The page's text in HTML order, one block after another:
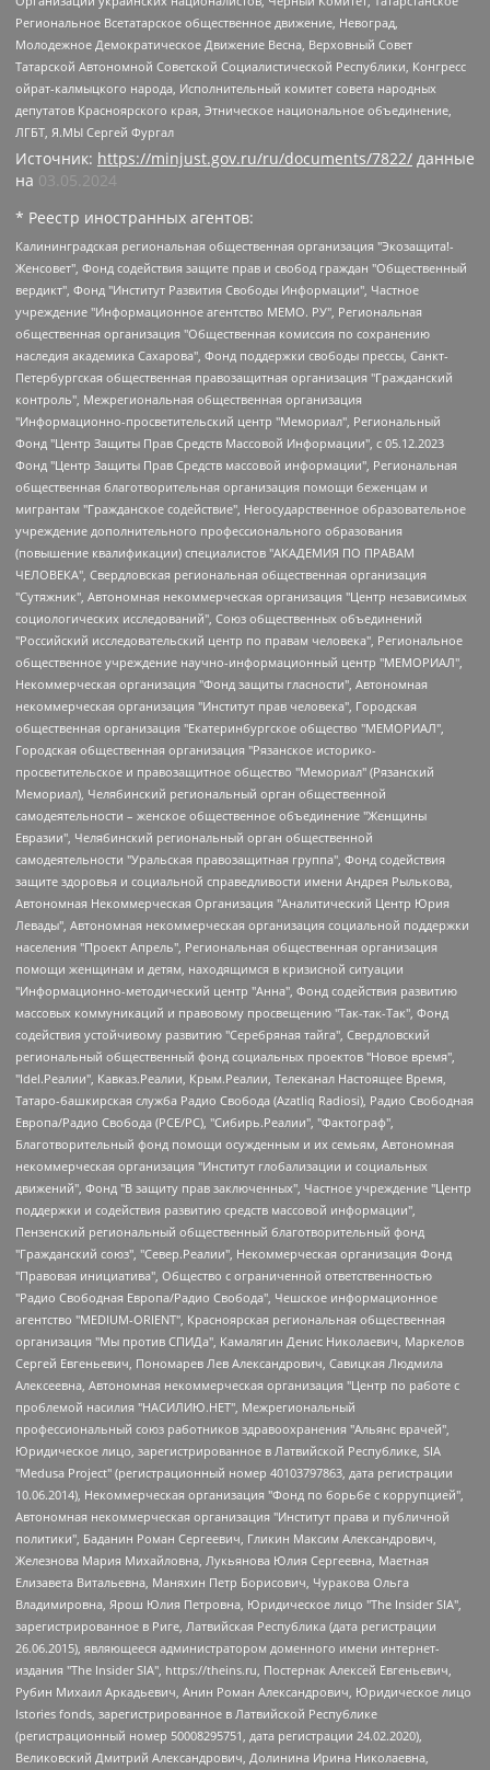
Региональное Всетатарское общественное движение, Невоград,
Молодежное Демократическое Движение Весна, Верховный Совет
Татарской Автономной Советской Социалистической Республики, Конгресс
ойрат-калмыцкого народа, Исполнительный комитет совета народных
депутатов Красноярского края, Этническое национальное объединение,
ЛГБТ, Я.МЫ Сергей Фургал
Источник: https://minjust.gov.ru/ru/documents/7822/ данные
на 03.05.2024
* Реестр иностранных агентов:
Калининградская региональная общественная организация "Экозащита!-Женсовет", Фонд содействия защите прав и свобод граждан "Общественный вердикт", Фонд "Институт Развития Свободы Информации", Частное учреждение "Информационное агентство МЕМО. РУ", Региональная общественная организация "Общественная комиссия по сохранению наследия академика Сахарова", Фонд поддержки свободы прессы, Санкт-Петербургская общественная правозащитная организация "Гражданский контроль", Межрегиональная общественная организация "Информационно-просветительский центр "Мемориал", Региональный Фонд "Центр Защиты Прав Средств Массовой Информации", с 05.12.2023 Фонд "Центр Защиты Прав Средств массовой информации", Региональная общественная благотворительная организация помощи беженцам и мигрантам "Гражданское содействие", Негосударственное образовательное учреждение дополнительного профессионального образования (повышение квалификации) специалистов "АКАДЕМИЯ ПО ПРАВАМ ЧЕЛОВЕКА", Свердловская региональная общественная организация "Сутяжник", Автономная некоммерческая организация "Центр независимых социологических исследований", Союз общественных объединений "Российский исследовательский центр по правам человека", Региональное общественное учреждение научно-информационный центр "МЕМОРИАЛ", Некоммерческая организация "Фонд защиты гласности", Автономная некоммерческая организация "Институт прав человека", Городская общественная организация "Екатеринбургское общество "МЕМОРИАЛ", Городская общественная организация "Рязанское историко-просветительское и правозащитное общество "Мемориал" (Рязанский Мемориал), Челябинский региональный орган общественной самодеятельности – женское общественное объединение "Женщины Евразии", Челябинский региональный орган общественной самодеятельности "Уральская правозащитная группа", Фонд содействия защите здоровья и социальной справедливости имени Андрея Рылькова, Автономная Некоммерческая Организация "Аналитический Центр Юрия Левады", Автономная некоммерческая организация социальной поддержки населения "Проект Апрель", Региональная общественная организация помощи женщинам и детям, находящимся в кризисной ситуации "Информационно-методический центр "Анна", Фонд содействия развитию массовых коммуникаций и правовому просвещению "Так-так-Так", Фонд содействия устойчивому развитию "Серебряная тайга", Свердловский региональный общественный фонд социальных проектов "Новое время", "Idel.Реалии", Кавказ.Реалии, Крым.Реалии, Телеканал Настоящее Время, Татаро-башкирская служба Радио Свобода (Azatliq Radiosi), Радио Свободная Европа/Радио Свобода (PCE/PC), "Сибирь.Реалии", "Фактограф", Благотворительный фонд помощи осужденным и их семьям, Автономная некоммерческая организация "Институт глобализации и социальных движений", Фонд "В защиту прав заключенных", Частное учреждение "Центр поддержки и содействия развитию средств массовой информации", Пензенский региональный общественный благотворительный фонд "Гражданский союз", "Север.Реалии", Некоммерческая организация Фонд "Правовая инициатива", Общество с ограниченной ответственностью "Радио Свободная Европа/Радио Свобода", Чешское информационное агентство "MEDIUM-ORIENT", Красноярская региональная общественная организация "Мы против СПИДа", Камалягин Денис Николаевич, Маркелов Сергей Евгеньевич, Пономарев Лев Александрович, Савицкая Людмила Алексеевна, Автономная некоммерческая организация "Центр по работе с проблемой насилия "НАСИЛИЮ.НЕТ", Межрегиональный профессиональный союз работников здравоохранения "Альянс врачей", Юридическое лицо, зарегистрированное в Латвийской Республике, SIA "Medusa Project" (регистрационный номер 40103797863, дата регистрации 10.06.2014), Некоммерческая организация "Фонд по борьбе с коррупцией", Автономная некоммерческая организация "Институт права и публичной политики", Баданин Роман Сергеевич, Гликин Максим Александрович, Железнова Мария Михайловна, Лукьянова Юлия Сергеевна, Маетная Елизавета Витальевна, Маняхин Петр Борисович, Чуракова Ольга Владимировна, Ярош Юлия Петровна, Юридическое лицо "The Insider SIA", зарегистрированное в Риге, Латвийская Республика (дата регистрации 26.06.2015), являющееся администратором доменного имени интернет-издания "The Insider SIA", https://theins.ru, Постернак Алексей Евгеньевич, Рубин Михаил Аркадьевич, Анин Роман Александрович, Юридическое лицо Istories fonds, зарегистрированное в Латвийской Республике (регистрационный номер 50008295751, дата регистрации 24.02.2020), Великовский Дмитрий Александрович, Долинина Ирина Николаевна, Мароховская Алеся Алексеевна, Шлейнов Роман Юрьевич, Шмагун Олеся Валентиновна, Общество с ограниченной ответственностью "Альтаир 2021", Общество с ограниченной ответственностью "Вега 2021", Общество с ограниченной ответственностью "Главный редактор 2021", Общество с ограниченной ответственностью "Ромашки монолит", Важенков Артем Валерьевич, Ивановская областная общественная организация "Центр гендерных исследований", Гурман Юрий Альбертович, Медиапроект "ОВД-Инфо", Егоров Владимир Владимирович, Жилинский Владимир Александрович, Общество с ограниченной ответственностью "ЗП", Иванова София Юрьевна, Карезина Инна Павловна, Кильтау Екатерина Викторовна, Петров Алексей Викторович, Пискунов Сергей Евгеньевич, Смирнов Сергей Сергеевич, Тихонов Михаил Сергеевич, Общество с ограниченной ответственностью "ЖУРНАЛИСТ-ИНОСТРАННЫЙ АГЕНТ", Арапова Галина Юрьевна, Вольтская Татьяна Анатольевна, Американская компания "Mason G.E.S. Anonymous Foundation" (США), являющаяся владельцем интернет-издания https://mnews.world/, Компания "Stichting Bellingcat", зарегистрированная в Нидерландах (дата регистрации 11.07.2018), Захаров Андрей Вячеславович, Клепиковская Екатерина Дмитриевна, Общество с ограниченной ответственностью "МЕМО", Перл Роман Александрович, Симонов Евгений Алексеевич, Соловьева Елена Анатольевна, Сотников Даниил Владимирович, Сурначева Елизавета Дмитриевна, Автономная некоммерческая организация по защите прав человека и информированию населения "Якутия – Наше Мнение", Общество с ограниченной ответственностью "Москоу диджитал медиа", с 26.01.2023 Общество с ограниченной ответственностью "Чайка Белые сады", Ветошкина Валерия Валерьевна, Заговора Максим Александрович, Межрегиональное общественное движение "Российская ЛГБТ - сеть", Оленичев Максим Владимирович, Павлов Иван Юрьевич, Скворцова Елена Сергеевна, Общество с ограниченной ответственностью "Как бы инагент", Кочетков Игорь Викторович, Общество с ограниченной ответственностью "Честные выборы", Еланчик Олег Александрович, Общество с ограниченной ответственностью "Нобелевский призыв", Гималова Регина Эмилевна, Григорьев Андрей Валерьевич, Григорьева Алина Александровна, Ассоциация по содействию защите прав призывников, альтернативнослужащих и военнослужащих "Правозащитная группа "Гражданин.Армия.Право", Хисамова Регина Фаритовна, Автономная некоммерческая организация по реализации социально-правовых программ "Лилит", Дальневосточное общественное движение "Маяк", Санкт-Петербургская ЛГБТ-инициативная группа "Выход", Инициативная группа ЛГБТ+ "Реверс", Алексеев Андрей Викторович, Бекбулатова Таисия Львовна, Беляев Иван Михайлович, Владыкина Елена Сергеевна, Гельман Марат Александрович, Никульшина Вероника Юрьевна, Толоконникова Надежда Андреевна, Шендерович Виктор Анатольевич, Общество с ограниченной ответственностью "Данное сообщение", Общество с ограниченной ответственностью Издательский дом "Новая глава", Айнбиндер Александра Александровна, Московский комьюнити-центр для ЛГБТ+инициатив, Благотворительный фонд развития филантропии, Deutsche Welle (Германия, Kurt-Schumacher-Strasse 3, 53113 Bonn), Борзунова Мария Михайловна, Воробьев Виктор Викторович, Голубева Анна Львовна, Константинова Алла Михайловна, Малкова Ирина Владимировна, Мурадов Мурад Абдулгалимович, Осетинская Елизавета Николаевна, Понасенков Евгений Николаевич, Ганапольский Матвей Юрьевич, Киселев Евгений Алексеевич, Борухович Ирина Григорьевна, Дремин Иван Тимофеевич, Дубровский Дмитрий Викторович, Красноярская региональная общественная организация поддержки и развития альтернативных образовательных технологий и межкультурных коммуникаций "ИНТЕРРА", Маяковская Екатерина Алексеевна, Фейгин Марк Захарович, Филимонов Андрей Викторович, Дзугкоева Регина Николаевна, Доброхотов Роман Александрович, Дудь Юрий Александрович, Елкин Сергей Владимирович, Кругликов Кирилл Игоревич, Сабунаева Мария Леонидовна, Семенов Алексей Владимирович, Шаинян Карен Багратович, Шульман Екатерина Михайловна, Асафьев Артур Валерьевич, Вахштайн Виктор Семенович, Венедиктов Алексей Алексеевич, Лушникова Екатерина Евгеньевна, Волков Леонид Михайлович, Невзоров Александр Глебович, Пархоменко Сергей Борисович, Сироткин Ярослав Николаевич, Кара-Мурза Владимир Владимирович, Баранова Наталья Владимировна, Гозман Леонид Яковлевич, Кагарлицкий Борис Юльевич, Климарев Михаил Валерьевич, Милов Владимир Станиславович, Автономная некоммерческая организация Краснодарский центр современного искусства "Типография", Моргенштерн Алишер Тагирович, Соболь Любовь Эдуардовна, Общество с ограниченной ответственностью "ЛИЗА НОРМ", Каспаров Гарри Кимович, Ходорковский Михаил Борисович, Общество с ограниченной ответственностью "Апрельские тезисы", Данилович Ирина Брониславовна, Кашин Олег Владимирович, Петров Николай Владимирович, Пивоваров Алексей Владимирович, Соколов Михаил Владимирович, Цветкова Юлия Владимировна, Чичваркин Евгений Александрович, Комитет против пыток/Команда против пыток, Общество с ограниченной ответственностью "Первый научный", Общество с ограниченной ответственностью "Вертолет и ко", Белоцерковская Вероника Борисовна, Кац Максим Евгеньевич, Лазарева Татьяна Юрьевна, Шаведдинов Руслан Табризович, Яшин Илья Валерьевич, Общество с ограниченной ответственностью "Иноагент ААВ", Алешковский Дмитрий Петрович, Альбац Евгения Марковна, Быков Дмитрий Львович, Галямина Юлия Евгеньевна, Лойко Сергей Леонидович, Мартынов Кирилл Константинович, Медведев Сергей Александрович, Крашенинников Федор Геннадиевич, Гордеева Катерина Вл